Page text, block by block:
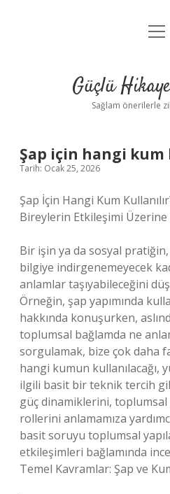
Yasal
Güçlü
Sağlam önerilerle
Şap için hangi kum
Tarih: Ocak 25, 2026
Şap İçin Hangi Kum
Bireylerin Etkileşimi
Bir işin ya da sosyal
bilgiye indirgenemeyecek
anlamlar taşıyabileceğini
Örneğin, şap yapımında
hakkında konuşurken,
toplumsal bağlamda ne
sorgulamak, bize çok daha
hangi kumun kullanılacağı,
ilgili basit bir teknik tercih
güç dinamiklerini, toplumsal
rollerini anlamamıza
basit soruyu toplumsal
etkileşimleri bağlamında
Temel Kavramlar: Şap ve